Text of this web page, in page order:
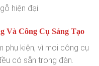
hiện đại.
Và Công Cụ Sáng Tạo
phụ kiện, vì mọi công cụ
có sẵn trong đàn.